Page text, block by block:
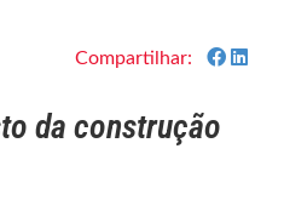
Compartilhar:
da construção